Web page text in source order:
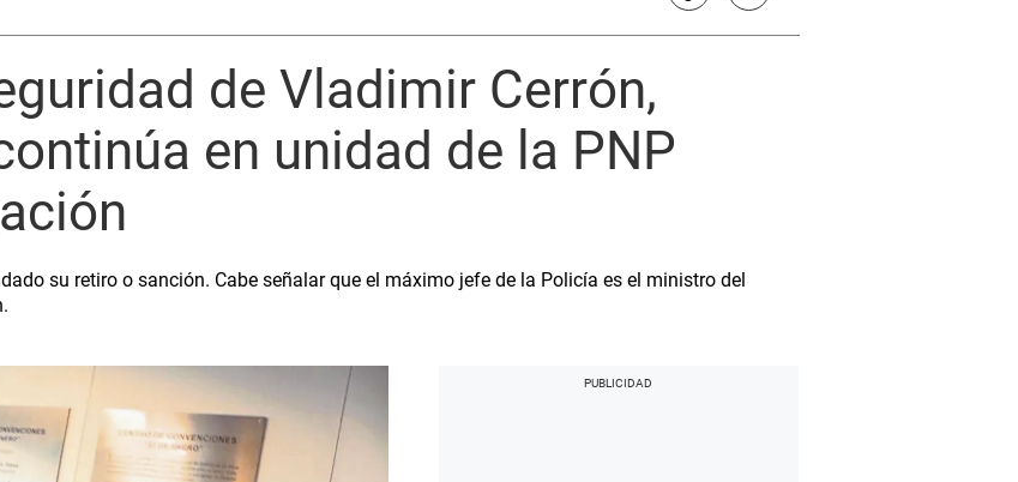
de Vladimir Cerrón,
en unidad de la PNP
su retiro o sanción. Cabe señalar que el máximo jefe de la Policía es el ministro del